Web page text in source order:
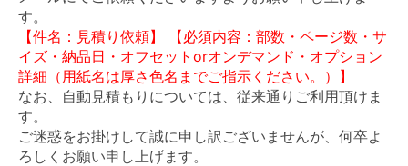
す。
【件名：見積り依頼】 【必須内容：部数・ページ数・サ
イズ・納品日・オフセットorオンデマンド・オプション
詳細（用紙名は厚さ色名までご指示ください。）】
なお、自動見積もりについては、従来通りご利用頂けま
す。
ご迷惑をお掛けして誠に申し訳ございませんが、何卒よ
ろしくお願い申し上げます。